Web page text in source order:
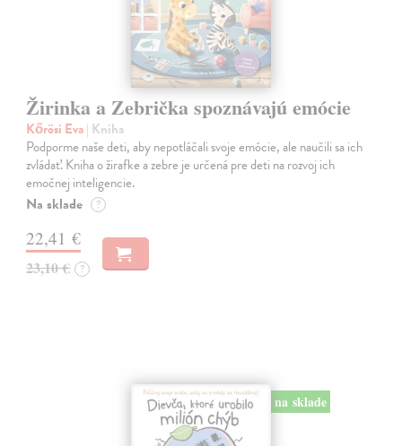
Žirinka a Zebrička spoznávajú emócie
Kőrösi Eva| Kniha
Podporme naše deti, aby nepotláčali svoje emócie, ale naučili sa ich
zvládať. Kniha o žirafke a zebre je určená pre deti na rozvoj ich
emočnej inteligencie.
Na sklade ?
22,41 €
23,10 € ?
na sklade